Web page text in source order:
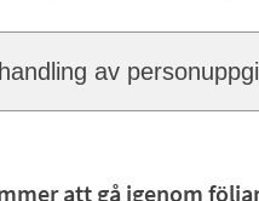
av
att gå igenom